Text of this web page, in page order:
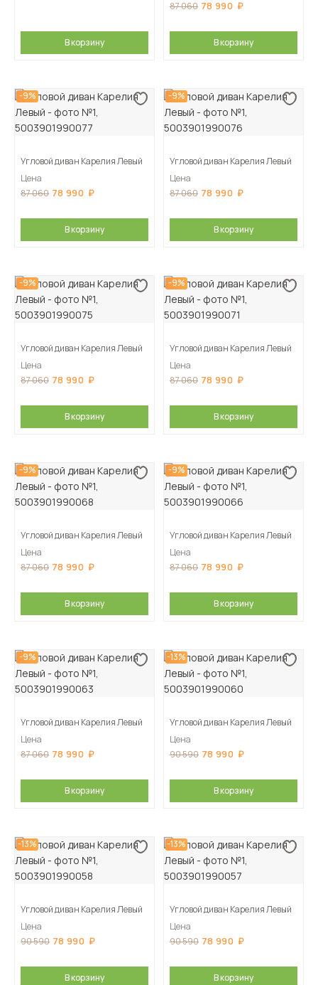
В корзину
87 060 78 990
В корзину
-9%
Угловой диван Карелия Левый
Цена
87 060 78 990
В корзину
-9%
Угловой диван Карелия Левый
Цена
87 060 78 990
В корзину
-9%
Угловой диван Карелия Левый
Цена
87 060 78 990
В корзину
-9%
Угловой диван Карелия Левый
Цена
87 060 78 990
В корзину
-9%
Угловой диван Карелия Левый
Цена
87 060 78 990
В корзину
-9%
Угловой диван Карелия Левый
Цена
87 060 78 990
В корзину
-9%
Угловой диван Карелия Левый
Цена
87 060 78 990
В корзину
-13%
Угловой диван Карелия Левый
Цена
90 590 78 990
В корзину
-13%
Угловой диван Карелия Левый
Цена
90 590 78 990
В корзину
-13%
Угловой диван Карелия Левый
Цена
90 590 78 990
В корзину